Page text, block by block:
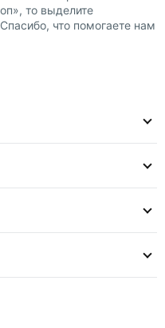
то выделите
что помогаете нам